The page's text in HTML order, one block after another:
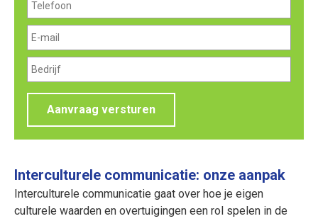
Aanvraag versturen
Interculturele communicatie: onze aanpak
Interculturele communicatie gaat over hoe je eigen
culturele waarden en overtuigingen een rol spelen in de